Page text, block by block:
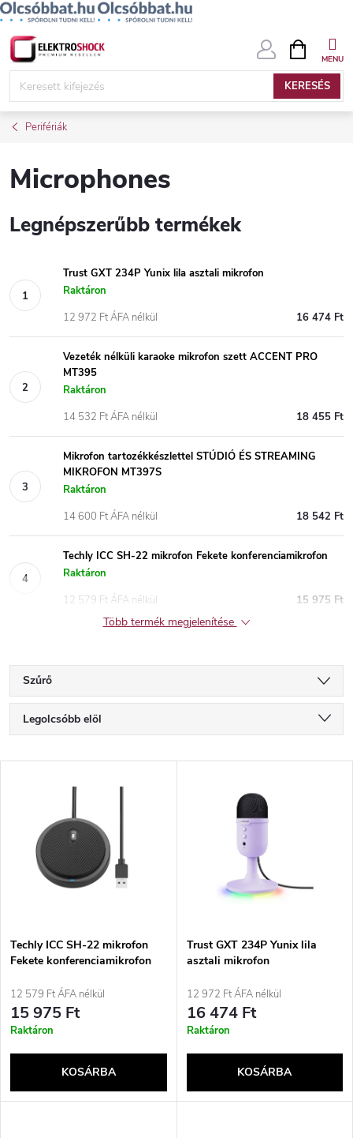
Ugrás
KERESÉS
KOSÁR
Perifériák
Microphones
Legnépszerűbb termékek
Trust GXT 234P Yunix lila asztali mikrofon
Raktáron
16 474 Ft
12 972 Ft ÁFA nélkül
Vezeték nélküli karaoke mikrofon szett ACCENT PRO
MT395
Raktáron
18 455 Ft
14 532 Ft ÁFA nélkül
Mikrofon tartozékkészlettel STÚDIÓ ÉS STREAMING
MIKROFON MT397S
Raktáron
18 542 Ft
14 600 Ft ÁFA nélkül
Techly ICC SH-22 mikrofon Fekete konferenciamikrofon
Raktáron
15 975 Ft
12 579 Ft ÁFA nélkül
Több termék megjelenítése
Szűrő
T
e
m
e
k
r
n
Legolcsóbb elöl
ABC szerint
é
k
e
k
l
Techly ICC SH-22 mikrofon
Fekete konferenciamikrofon
12 579 Ft ÁFA nélkül
15 975 Ft
Raktáron
KOSÁRBA
Trust GXT 234P Yunix lila
asztali mikrofon
12 972 Ft ÁFA nélkül
16 474 Ft
Raktáron
KOSÁRBA